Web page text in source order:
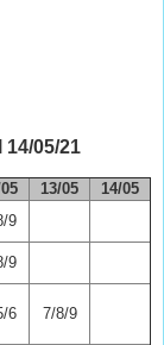
05/21
13/05
14/05
9
9
6 7/8/9